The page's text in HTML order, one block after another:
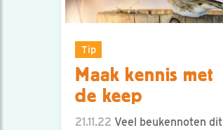
Tip
Maak kennis met
de keep
21.11.22 Veel beukennoten dit